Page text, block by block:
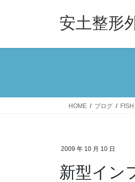
安土整形
HOME ブログ FISH
2009 年 10 月 10 日
新型イン